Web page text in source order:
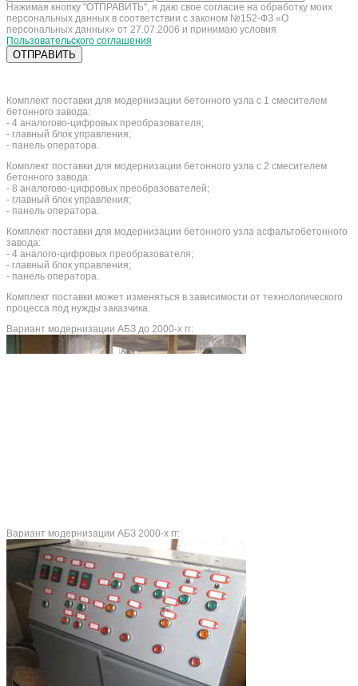
Нажимая кнопку "ОТПРАВИТЬ", я даю свое согласие на обработку моих
персональных данных в соответствии с законом №152-ФЗ «О
персональных данных» от 27.07.2006 и принимаю условия
Пользовательского соглашения
Комплект поставки для модернизации бетонного узла с 1 смесителем
бетонного завода:
- 4 аналогово-цифровых преобразователя;
- главный блок управления;
- панель оператора.
Комплект поставки для модернизации бетонного узла с 2 смесителем
бетонного завода:
- 8 аналогово-цифровых преобразователей;
- главный блок управления;
- панель оператора.
Комплект поставки для модернизации бетонного узла асфальтобетонного
завода:
- 4 аналого-цифровых преобразователя;
- главный блок управления;
- панель оператора.
Комплект поставки может изменяться в зависимости от технологического
процесса под нужды заказчика.
Вариант модернизации АБЗ до 2000-х гг:
Вариант модернизации АБЗ 2000-х гг: